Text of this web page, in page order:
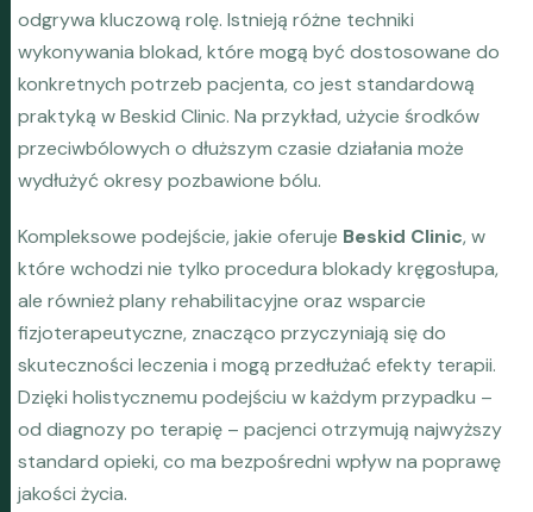
odgrywa kluczową rolę. Istnieją różne techniki
wykonywania blokad, które mogą być dostosowane do
konkretnych potrzeb pacjenta, co jest standardową
praktyką w Beskid Clinic. Na przykład, użycie środków
przeciwbólowych o dłuższym czasie działania może
wydłużyć okresy pozbawione bólu.
Kompleksowe podejście, jakie oferuje Beskid Clinic, w
które wchodzi nie tylko procedura blokady kręgosłupa,
ale również plany rehabilitacyjne oraz wsparcie
fizjoterapeutyczne, znacząco przyczyniają się do
skuteczności leczenia i mogą przedłużać efekty terapii.
Dzięki holistycznemu podejściu w każdym przypadku –
od diagnozy po terapię – pacjenci otrzymują najwyższy
standard opieki, co ma bezpośredni wpływ na poprawę
jakości życia.